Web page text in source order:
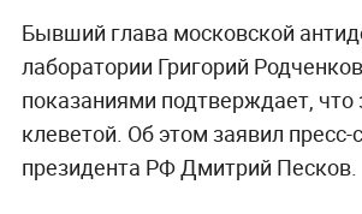
Бывший глава московской
лаборатории Григорий
показаниями подтверждает, что
клеветой. Об этом заявил пресс-
президента РФ Дмитрий Песков.